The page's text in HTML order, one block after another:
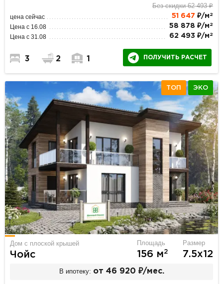
Без скидки 62 493 ₽
цена сейчас 51 647 ₽/м 2
Цена с 16.08 58 878 ₽/м 2
Цена с 31.08 62 493 ₽/м 2
3 2 1 ПОЛУЧИТЬ РАСЧЕТ
ТОП ЭКО
Дом с плоской крышей
Чойс
Площадь
156 м2
Размер
7.5х12
В ипотеку: от 46 920 ₽/мес.